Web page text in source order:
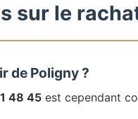
sur le
de Poligny ?
48 45 est cependant